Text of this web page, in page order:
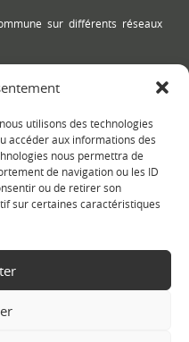
utilisons des technologies
accéder aux informations des
nous permettra de
de navigation ou les ID
ou de retirer son
sur certaines caractéristiques
sur différents réseaux
Mentions légales-Politique de
- Agence web WordPress -